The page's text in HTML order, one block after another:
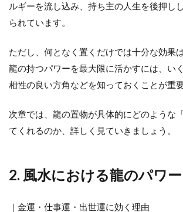
ルギーを流し込み、持ち主の人生を後押し
られています。
ただし、何となく置くだけでは十分な効果
龍の持つパワーを最大限に活かすには、い
相性の良い方角などを知っておくことが重要
次章では、龍の置物が具体的にどのような
てくれるのか、詳しく見ていきましょう。
2. 風水における龍のパワ
｜金運・仕事運・出世運に効く理由